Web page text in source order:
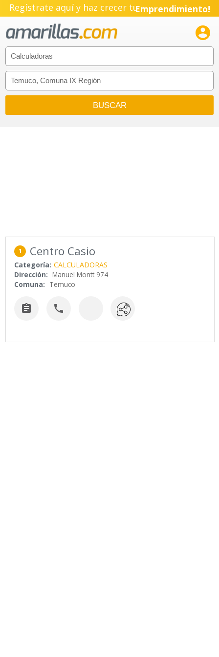
Regístrate aquí y haz crecer tuEmprendimiento!

1 Centro Casio
Categoría: CALCULADORAS
Dirección: Manuel Montt 974
Comuna: Temuco
 